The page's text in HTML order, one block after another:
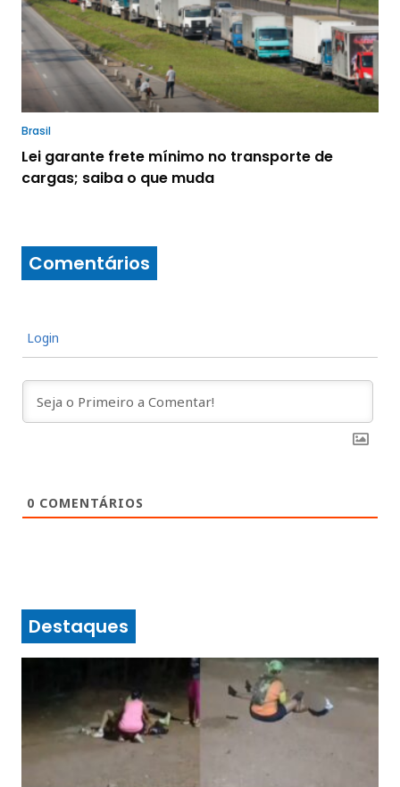
Brasil
Lei garante frete mínimo no transporte de
cargas; saiba o que muda
Comentários
Login
0 COMENTÁRIOS
Destaques